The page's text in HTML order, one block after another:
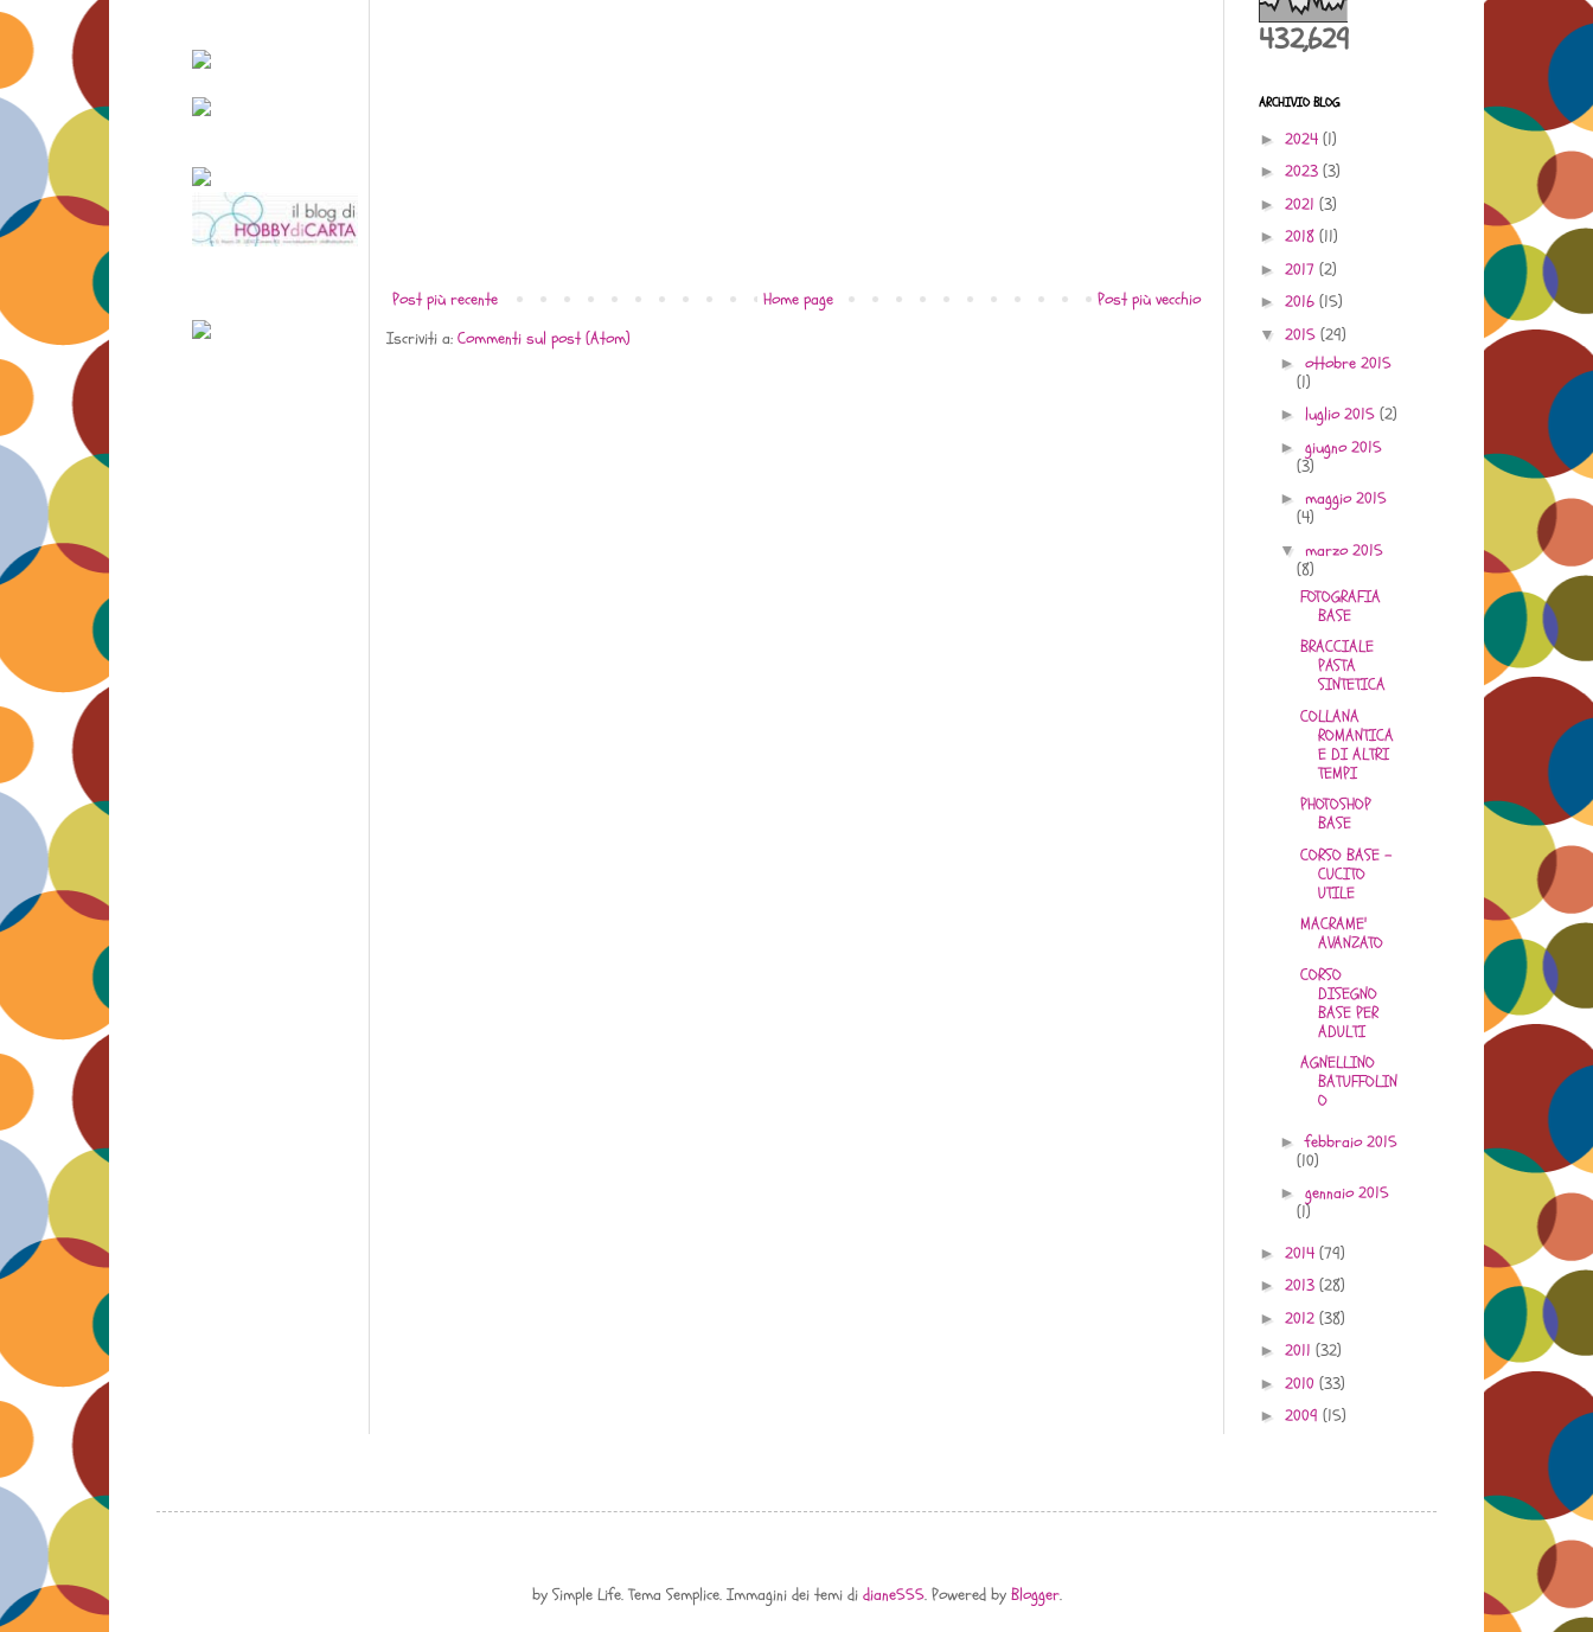
Post più recente Post più vecchio
Home page
Iscriviti a: Commenti sul post (Atom)
432,629
ARCHIVIO BLOG
► 2024 (1)
► 2023 (3)
► 2021 (3)
► 2018 (11)
► 2017 (2)
► 2016 (15)
▼ 2015 (29)
► ottobre 2015
(1)
► luglio 2015 (2)
► giugno 2015
(3)
► maggio 2015
(4)
▼ marzo 2015
(8)
FOTOGRAFIA
BASE
BRACCIALE
PASTA
SINTETICA
COLLANA
ROMANTICA
E DI ALTRI
TEMPI
PHOTOSHOP
BASE
CORSO BASE –
CUCITO
UTILE
MACRAME'
AVANZATO
CORSO
DISEGNO
BASE PER
ADULTI
AGNELLINO
BATUFFOLIN
O
►febbraio 2015
(10)
► gennaio 2015
(1)
► 2014 (79)
► 2013 (28)
► 2012 (38)
► 2011 (32)
► 2010 (33)
► 2009 (15)
by Simple Life. Tema Semplice. Immagini dei temi di diane555. Powered by Blogger.